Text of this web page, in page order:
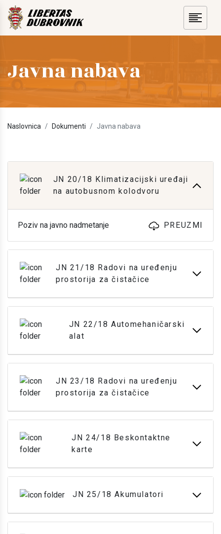
Javna nabava
Naslovnica Dokumenti Javna nabava
JN 20/18 Klimatizacijski uređaji
na autobusnom kolodvoru
Poziv na javno nadmetanje PREUZMI
JN 21/18 Radovi na uređenju
prostorija za čistačice
JN 22/18 Automehaničarski
alat
JN 23/18 Radovi na uređenju
prostorija za čistačice
JN 24/18 Beskontaktne
karte
JN 25/18 Akumulatori